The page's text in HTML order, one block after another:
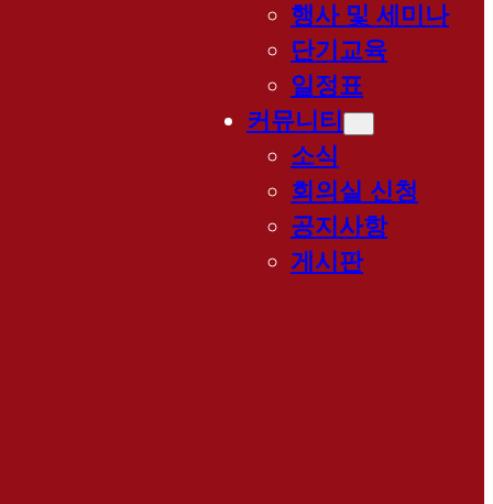
행사 및 세미나
단기교육
일정표
커뮤니티
소식
회의실 신청
공지사항
게시판